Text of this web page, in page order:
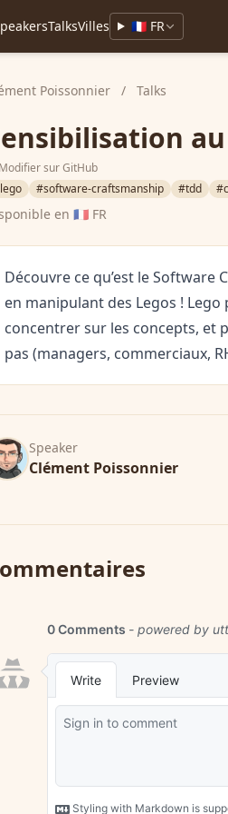
TalksVilles 🇫🇷 FR
Poissonnier / Talks
Modifier sur GitHub
#software-craftsmanship #tdd
en 🇫🇷 FR
Découvre ce qu’est le
en manipulant des Legos !
concentrer sur les concepts, et
pas (managers, commerciaux,
Speaker
Clément Poissonnier